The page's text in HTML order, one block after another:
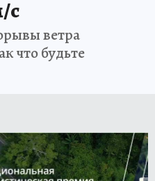
с
ветра
что будьте